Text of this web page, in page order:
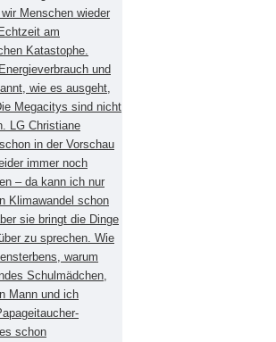
Menschen wieder
am
Katastophe.
und
wie es ausgeht,
Megacitys sind nicht
LG Christiane
in der Vorschau
immer noch
– da kann ich nur
Klimawandel schon
sie bringt die Dinge
zu sprechen. Wie
warum
Schulmädchen,
Mann und ich
schon